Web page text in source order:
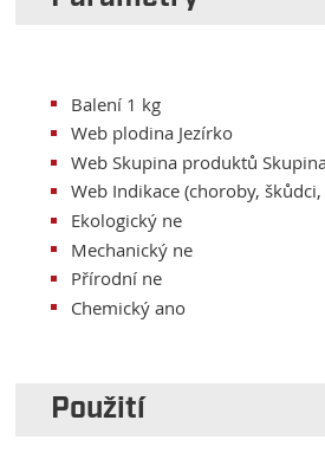
Balení 1 kg
Web plodina Jezírko
Web Skupina produktů
Web Indikace (choroby,
Ekologický ne
Mechanický ne
Přírodní ne
Chemický ano
Použití